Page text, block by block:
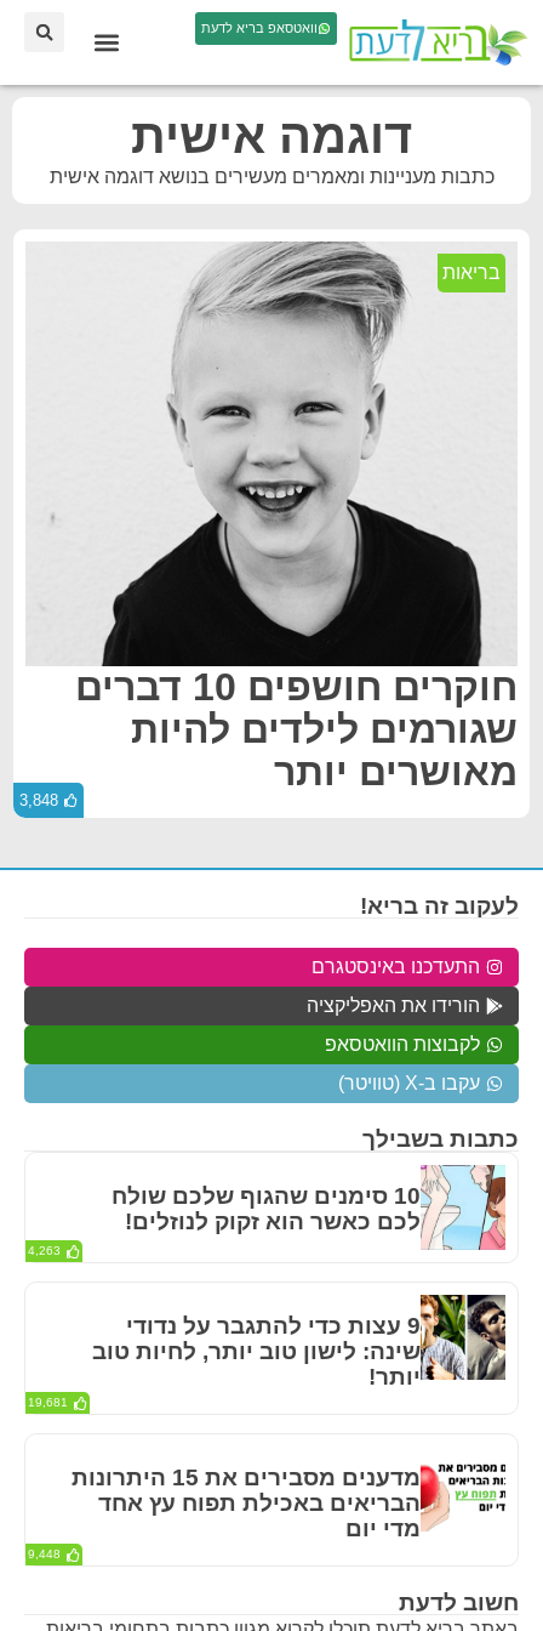
וואטסאפ בריא לדעת
דוגמה אישית
כתבות מעניינות ומאמרים מעשירים בנושא דוגמה אישית
בריאות
חוקרים חושפים 10 דברים
שגורמים לילדים להיות
מאושרים יותר
3,848
חשוב לדעת
כתבות בשבילך
10 סימנים שהגוף שלכם שולח
לכם כאשר הוא זקוק לנוזלים!
4,263
9 עצות כדי להתגבר על נדודי
שינה: לישון טוב יותר, לחיות טוב
יותר!
19,681
מדענים מסבירים את 15 היתרונות
הבריאים באכילת תפוח עץ אחד
מדי יום
9,448
לעקוב זה בריא!
התעדכנו באינסטגרם
הורידו את האפליקציה
לקבוצות הוואטסאפ
עקבו ב-X (טוויטר)